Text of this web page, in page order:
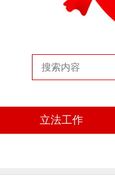
立法工作